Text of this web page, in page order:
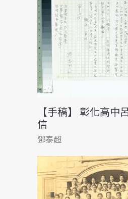
【手稿】 彰化高中
信
鄧泰超